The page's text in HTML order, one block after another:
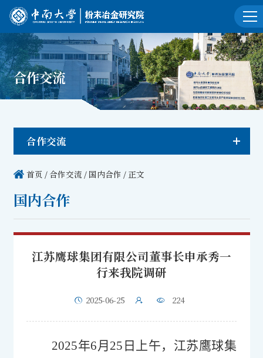
合作交流
合作交流
国内合作
首页 /合作交流 / 国内合作 / 正文
江苏鹰球集团有限公司董事长申承秀一
行来我院调研
2025-06-25 224
2025年6月 25 日上午， 江苏鹰球集